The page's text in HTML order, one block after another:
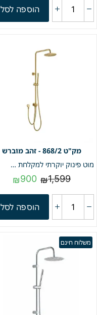
הוספה לסל
868/2 - זהב מוברש
מוט פינוק יוקרתי למקלחת | זהב מוברש | מק"ט 868/2
₪1,599
₪900
הוספה לסל
משלוח חינם